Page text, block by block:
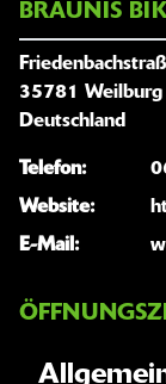
BRAUNIS
35781 Weilburg
Deutschland
Telefon:
Website:
E-Mail: